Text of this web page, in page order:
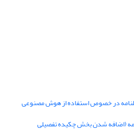
در خصوص استفاده از هوش مصنوعی
(اضافه شدن بخش چکیده تفصیلی